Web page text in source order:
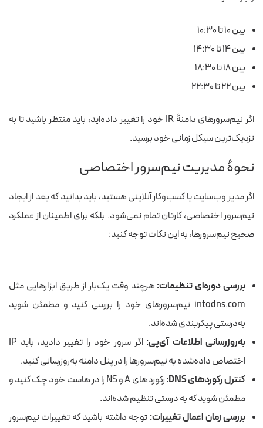
بین ۱۰ تا ۱۰:۳۰
بین ۱۴ تا ۱۴:۳۰
بین ۱۸ تا ۱۸:۳۰
بین ۲۲ تا ۲۲:۳۰
اگر نیم‌سرورهای دامنهٔ IR خود را تغییر داده‌اید، باید منتظر باشید تا به
نزدیک‌ترین سیکل زمانی خود برسید.
نحوهٔ مدیریت نیم‌سرور اختصاصی
اگر مدیر وب‌سایت یا کسب‌وکار آنلاینی هستید، باید بدانید که بعد از ایجاد
نیم‌سرور اختصاصی، کارتان تمام نمی‌شود. بلکه برای اطمینان از عملکرد
صحیح نیم‌سرورها، به این نکات توجه کنید:
بررسی دوره‌ای تنظیمات: هرچند وقت یک‌بار از طریق ابزارهایی مثل
intodns.com نیم‌سرورهای خود را بررسی کنید و مطمئن شوید
به‌درستی پیکربندی شده‌اند.
به‌روزرسانی اطلاعات آی‌پی:
اگر سرور خود را تغییر دادید، باید IP
اختصاص داده‌شده به نیم‌سرورها را در پنل دامنه به‌روزرسانی کنید.
کنترل رکوردهای DNS:
رکوردهای A و NS را در هاست خود چک کنید و
مطمئن شوید که به درستی تنظیم شده‌اند.
بررسی زمان اعمال تغییرات: توجه داشته باشید که تغییرات نیم‌سرور